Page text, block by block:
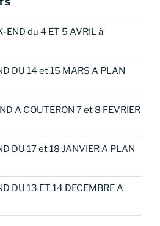
END du 4 ET 5 AVRIL à
DU 14 et 15 MARS A PLAN
A COUTERON 7 et 8 FEVRIER
DU 17 et 18 JANVIER A PLAN
DU 13 ET 14 DECEMBRE A